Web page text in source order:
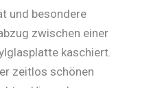
und besondere
zwischen einer
kaschiert.
zeitlos schönen